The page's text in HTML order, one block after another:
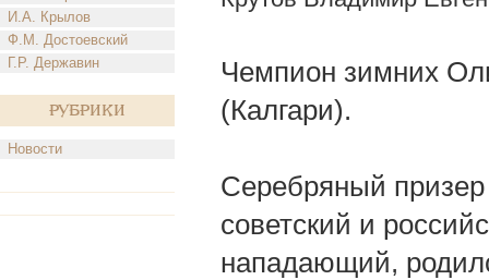
И.А. Крылов
Ф.М. Достоевский
Г.Р. Державин
Рубрики
Новости
Чемпион зимних
(Калгари).
Серебряный
советский и
нападающий,